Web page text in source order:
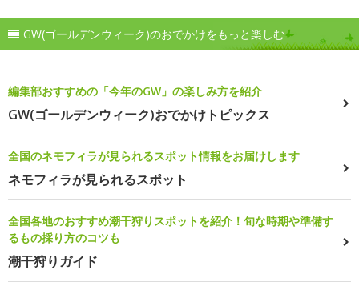
GW(ゴールデンウィーク)のおでかけをもっと楽しむ
編集部おすすめの「今年のGW」の楽しみ方を紹介
GW(ゴールデンウィーク)おでかけトピックス
全国のネモフィラが見られるスポット情報をお届けします
ネモフィラが見られるスポット
全国各地のおすすめ潮干狩りスポットを紹介！旬な時期や準備す
るもの採り方のコツも
潮干狩りガイド